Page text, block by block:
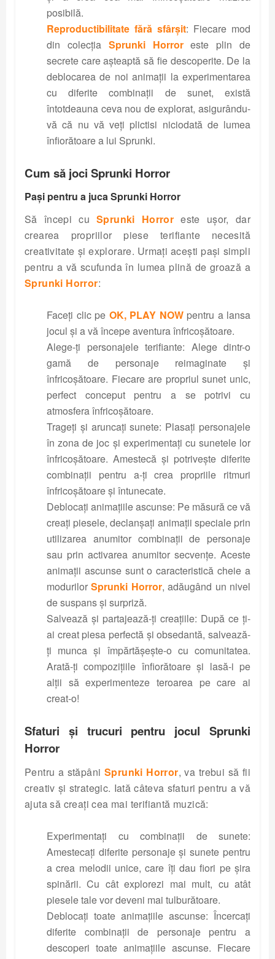
posibilă.
Reproductibilitate fără sfârșit: Fiecare mod
din colecția Sprunki Horroreste plin de
secrete care așteaptă să fie descoperite. De la
deblocarea de noi animații la experimentarea
cu diferite combinații de sunet, există
întotdeauna ceva nou de explorat, asigurându-
vă că nu vă veți plictisi niciodată de lumea
înfiorătoare a lui Sprunki.
Cum să joci Sprunki Horror
Pași pentru a juca Sprunki Horror
Să începi cu Sprunki Horror este ușor, dar
crearea propriilor piese terifiante necesită
creativitate și explorare. Urmați acești pași simpli
pentru a vă scufunda în lumea plină de groază a
Sprunki Horror:
Faceți clic pe OK, PLAY NOWpentru a lansa
jocul și a vă începe aventura înfricoșătoare.
Alege-ți personajele terifiante: Alege dintr-o
gamă de personaje reimaginate și
înfricoșătoare. Fiecare are propriul sunet unic,
perfect conceput pentru a se potrivi cu
atmosfera înfricoșătoare.
Trageți și aruncați sunete: Plasați personajele
în zona de joc și experimentați cu sunetele lor
înfricoșătoare. Amestecă și potrivește diferite
combinații pentru a-ți crea propriile ritmuri
înfricoșătoare și întunecate.
Deblocați animațiile ascunse: Pe măsură ce vă
creați piesele, declanșați animații speciale prin
utilizarea anumitor combinații de personaje
sau prin activarea anumitor secvențe. Aceste
animații ascunse sunt o caracteristică cheie a
modurilorSprunki Horror, adăugând un nivel
de suspans și surpriză.
Salvează și partajează-ți creațiile: După ce ți-
ai creat piesa perfectă și obsedantă, salvează-
ți munca și împărtășește-o cu comunitatea.
Arată-ți compozițiile înfiorătoare și lasă-i pe
alții să experimenteze teroarea pe care ai
creat-o!
Sfaturi și trucuri pentru jocul Sprunki
Horror
Pentru a stăpâni Sprunki Horror, va trebui să fii
creativ și strategic. Iată câteva sfaturi pentru a vă
ajuta să creați cea mai terifiantă muzică:
Experimentați cu combinații de sunete:
Amestecați diferite personaje și sunete pentru
a crea melodii unice, care îți dau fiori pe șira
spinării. Cu cât explorezi mai mult, cu atât
piesele tale vor deveni mai tulburătoare.
Deblocați toate animațiile ascunse: Încercați
diferite combinații de personaje pentru a
descoperi toate animațiile ascunse. Fiecare